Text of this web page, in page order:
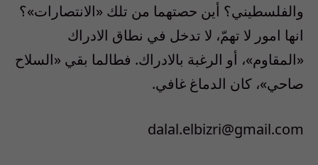
والفلسطيني؟ أين حصتهما من تلك «الانتصارات»؟
انها امور لا تهمّ، لا تدخل في نطاق الادراك
«المقاوم»، أو الرغبة بالادراك. فطالما بقي «السلاح
صاحي»، كان الدماغ غافي.
dalal.elbizri@gmail.com